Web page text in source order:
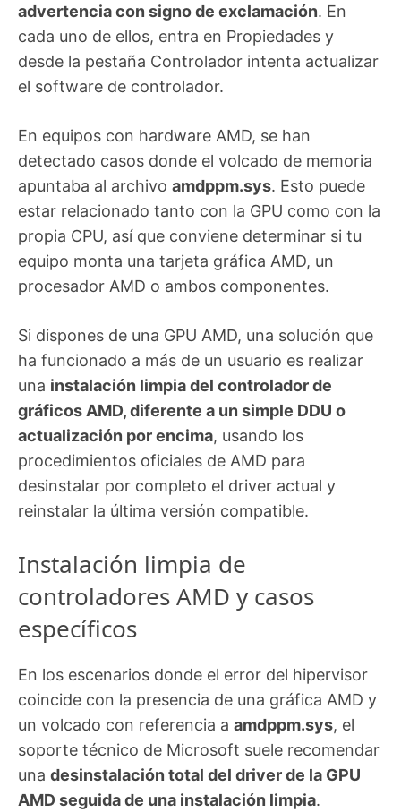
advertencia con signo de exclamación. En
cada uno de ellos, entra en Propiedades y
desde la pestaña Controlador intenta actualizar
el software de controlador.
En equipos con hardware AMD, se han
detectado casos donde el volcado de memoria
apuntaba al archivo amdppm.sys. Esto puede
estar relacionado tanto con la GPU como con la
propia CPU, así que conviene determinar si tu
equipo monta una tarjeta gráfica AMD, un
procesador AMD o ambos componentes.
Si dispones de una GPU AMD, una solución que
ha funcionado a más de un usuario es realizar
una instalación limpia del controlador de
gráficos AMD, diferente a un simple DDU o
actualización por encima, usando los
procedimientos oficiales de AMD para
desinstalar por completo el driver actual y
reinstalar la última versión compatible.
Instalación limpia de
controladores AMD y casos
específicos
En los escenarios donde el error del hipervisor
coincide con la presencia de una gráfica AMD y
un volcado con referencia a amdppm.sys, el
soporte técnico de Microsoft suele recomendar
una desinstalación total del driver de la GPU
AMD seguida de una instalación limpia.